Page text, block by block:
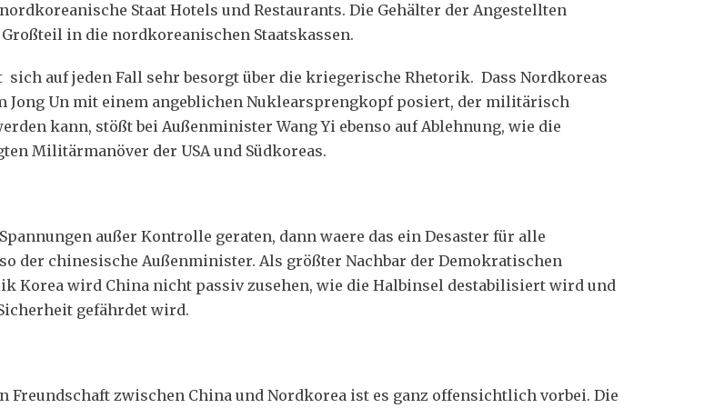
Staat Hotels und Restaurants. Die Gehälter der Angestellten
in die nordkoreanischen Staatskassen.
sich auf jeden Fall sehr besorgt über die kriegerische Rhetorik. Dass Nordkoreas
Jong Un mit einem angeblichen Nuklearsprengkopf posiert, der militärisch
kann, stößt bei Außenminister Wang Yi ebenso auf Ablehnung, wie die
Militärmanöver der USA und Südkoreas.
außer Kontrolle geraten, dann waere das ein Desaster für alle
der chinesische Außenminister. Als größter Nachbar der Demokratischen
Korea wird China nicht passiv zusehen, wie die Halbinsel destabilisiert wird und
gefährdet wird.
Freundschaft zwischen China und Nordkorea ist es ganz offensichtlich vorbei. Die